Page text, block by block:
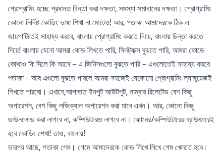
প্রোগ্রামিং হচ্ছে প্রধানত চিন্তা করা দক্ষতা, সমস্যা সমাধানের দক্ষতা। প্রোগ্রামিং
কোনো নির্দিষ্ট কোডিং ভাষা শিখা না মোটেও! আর, পতাকা আমাদেরকে ঠিক এ
জায়গাটিতেই সাহায্য করবে, বাংলায় প্রোগ্রামিং করতে দিয়ে, বাংলায় চিন্তা করতে
দিয়ে! বাংলায় যেনো আমরা কোড লিখতে পারি, সিনট্যাক্স বুঝতে পারি, আমরা কোডে
কোথাও কি দিলে কি আসে – এ জিনিসগুলো বুঝতে পারি – এগুলোতেই সাহায্য করবে
পতাকা। আর এগুলো বুঝতে পারলে আমরা সহজেই যেকোনো প্রোগ্রামিং ল্যাঙ্গুয়েজই
শিখতে পারবো। এখানে,আপাতত ইনপুট আউটপুট, নাম্বার রিলেটেড বেশ কিছু
অপারেশন, বেশ কিছু লজিক্যাল অপারেশন করা যাবে এখন। আর, কোনো কিছু
ডাউনলোড করা লাগবে না, কম্পিউটারও লাগবে না। ফোনের/কম্পিউটারের ব্রাউজারেই
হবে কোডিং শেখা! তাও, বাংলায়!
তারপর আছে, পতাকা গেম। গেমে আমাদেরকে কোড লিখে লিখে গেম খেলতে হবে।